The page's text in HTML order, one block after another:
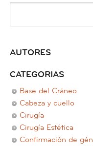
AUTORES
CATEGORIAS
Base del Cráneo
Cabeza y cuello
Cirugía
Cirugía Estética
Confirmación de